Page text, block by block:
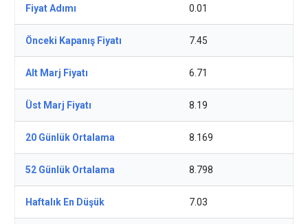
Fiyat Adımı 0.01
Önceki Kapanış Fiyatı 7.45
Alt Marj Fiyatı 6.71
Üst Marj Fiyatı 8.19
20 Günlük Ortalama 8.169
52 Günlük Ortalama 8.798
Haftalık En Düşük 7.03